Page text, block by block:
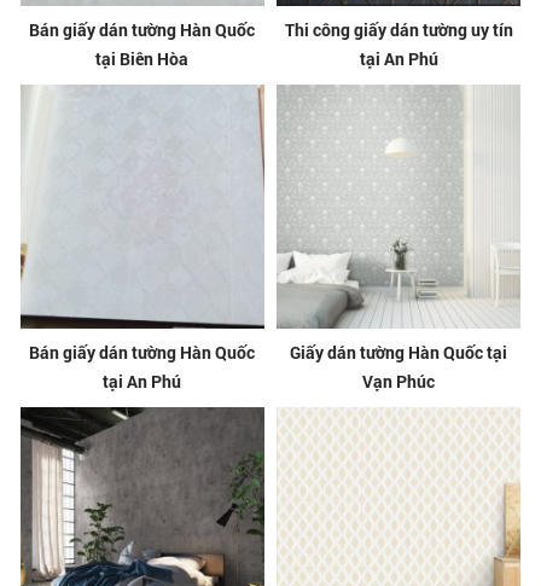
Bán giấy dán tường Hàn Quốc
tại Biên Hòa
Thi công giấy dán tường uy tín
tại An Phú
Bán giấy dán tường Hàn Quốc
tại An Phú
Giấy dán tường Hàn Quốc tại
Vạn Phúc